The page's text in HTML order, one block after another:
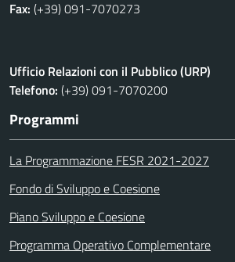
Fax: (+39) 091-7070273
Ufficio Relazioni con il Pubblico (URP)
Telefono: (+39) 091-7070200
Programmi
La Programmazione FESR 2021-2027
Fondo di Sviluppo e Coesione
Piano Sviluppo e Coesione
Programma Operativo Complementare